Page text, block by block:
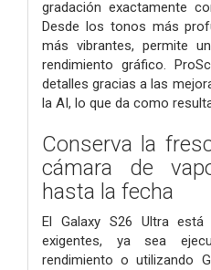
gradación exactamente
Desde los tonos más
más vibrantes, permite
rendimiento gráfico.
detalles gracias a las
la AI, lo que da como
Conserva la
cámara de
hasta la fecha
El Galaxy S26 Ultra está
exigentes, ya sea
rendimiento o utilizando